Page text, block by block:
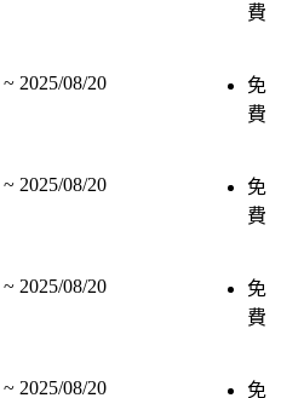
費
~ 2025/08/20
免
費
~ 2025/08/20
免
費
~ 2025/08/20
免
費
~ 2025/08/20
免